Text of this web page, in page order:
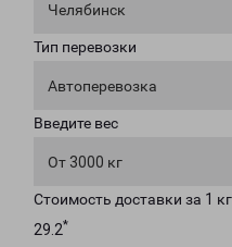
Челябинск
Тип перевозки
Автоперевозка
Введите вес
От 3000 кг
Стоимость доставки за 1
29.2*